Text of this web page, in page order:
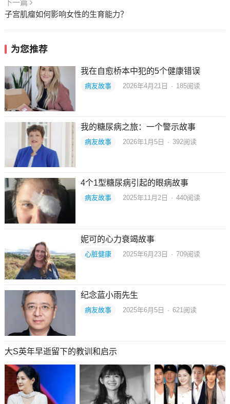
下一篇
子宫肌瘤如何影响女性的生育能力？
为您推荐
我在自愈桥本中犯的5个健康错误
病友故事 2026年4月21日 · 185阅读
我的糖尿病之旅：一个警示故事
病友故事 2026年1月5日 · 392阅读
4个1型糖尿病引起的眼病故事
病友故事 2025年11月2日 · 440阅读
妮可的心力衰竭故事
心脏健康 2025年6月23日 · 709阅读
纪念蓝小雨先生
病友故事 2025年6月5日 · 621阅读
大S英年早逝留下的教训和启示